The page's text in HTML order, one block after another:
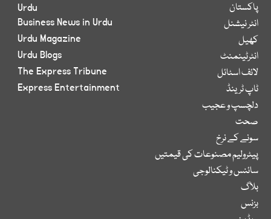
پاکستان
انٹر نیشنل
کھیل
انٹرٹینمنٹ
لائف اسٹائل
ٹاپ ٹرینڈ
دلچسپ و عجیب
صحت
سونے کے نرخ
پیٹرولیم مصنوعات کی قیمتیں
سائنس و ٹیکنالوجی
بلاگ
بزنس
Urdu
Business News in Urdu
Urdu Magazine
Urdu Blogs
The Express Tribune
Express Entertainment